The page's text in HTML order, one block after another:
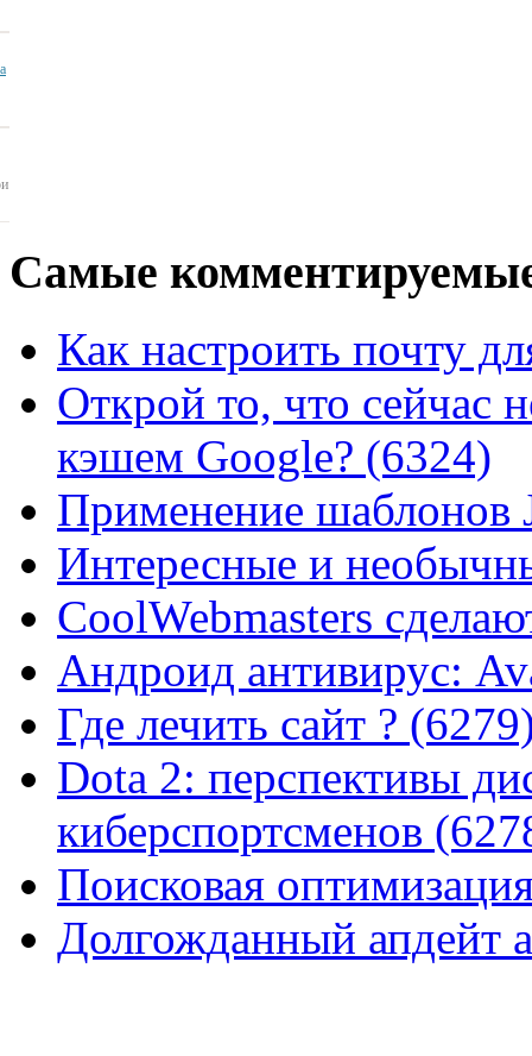
Самые
Как настроить почту
Открой то, что сейчас
кэшем Google? (6324)
Применение шаблонов
Интересные и
CoolWebmasters
Андроид антивирус:
Где лечить сайт ?
Dota 2: перспективы
киберспортсменов
Поисковая
Долгожданный апдейт